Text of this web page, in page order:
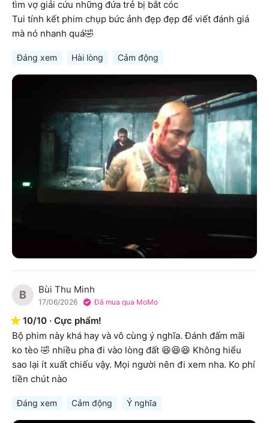
tìm vợ giải cứu những đứa trẻ bị bắt cóc
Tui tính kết phim chụp bức ảnh đẹp đẹp để viết đánh giá
mà nó nhanh quá🤣
Đáng xem Hài lòng Cảm động
B Bùi Thu Minh
17/06/2026 Đã mua qua MoMo
10/10 · Cực phẩm!
Bộ phim này khá hay và vô cùng ý nghĩa. Đánh đấm mãi
ko tèo 🤣 nhiều pha đi vào lòng đất 😆😆😆 Không hiểu
sao lại ít xuất chiếu vậy. Mọi người nên đi xem nha. Ko phí
tiền chút nào
Đáng xem Cảm động Ý nghĩa